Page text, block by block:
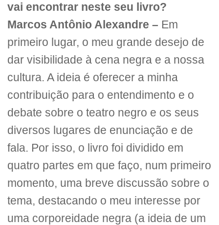
vai encontrar neste seu livro?
Marcos Antônio Alexandre – Em
primeiro lugar, o meu grande desejo de
dar visibilidade à cena negra e a nossa
cultura. A ideia é oferecer a minha
contribuição para o entendimento e o
debate sobre o teatro negro e os seus
diversos lugares de enunciação e de
fala. Por isso, o livro foi dividido em
quatro partes em que faço, num primeiro
momento, uma breve discussão sobre o
tema, destacando o meu interesse por
uma corporeidade negra (a ideia de um